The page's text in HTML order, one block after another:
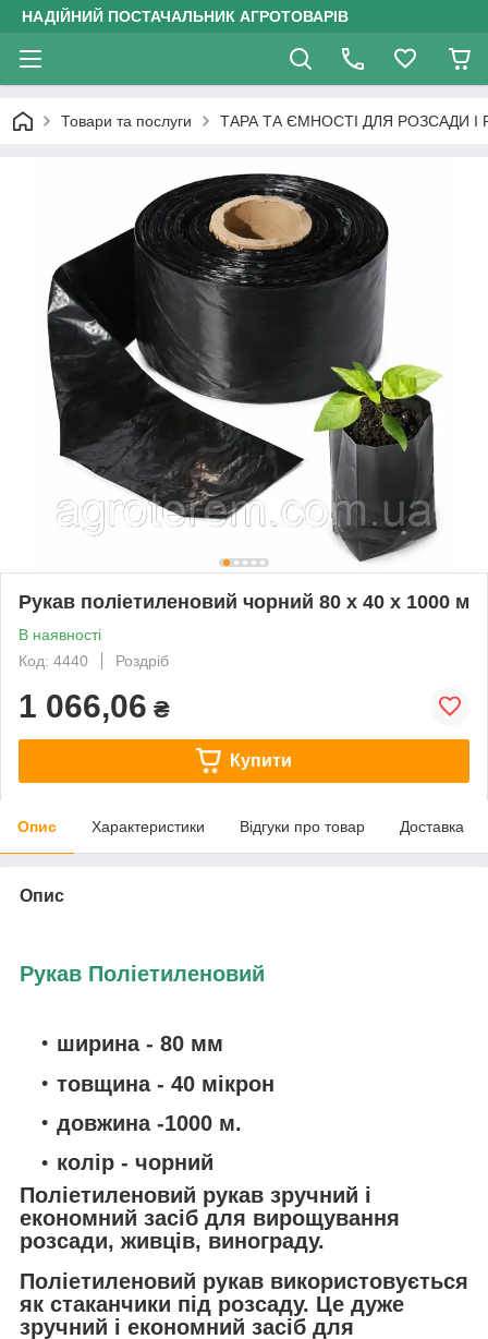
НАДІЙНИЙ ПОСТАЧАЛЬНИК АГРОТОВАРІВ
Товари та послуги ТАРА ТА ЄМНОСТІ ДЛЯ РОЗСАДИ І
Рукав поліетиленовий чорний 80 х 40 х 1000 м
В наявності
Код: 4440
Роздріб
1 066,06 ₴
Купити
Опис Характеристики Відгуки про товар Доставка
Опис
Рукав Поліетиленовий
ширина - 80 мм
товщина - 40 мікрон
довжина-1000 м.
колір - чорний
Поліетиленовий рукав зручний і
економний засіб для вирощування
розсади, живців, винограду.
Поліетиленовий рукав використовується
як стаканчики під розсаду. Це дуже
зручний і економний засіб для